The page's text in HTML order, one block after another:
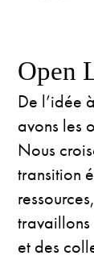
Open
De l’idée
avons les
Nous
transition
travaillons
et des